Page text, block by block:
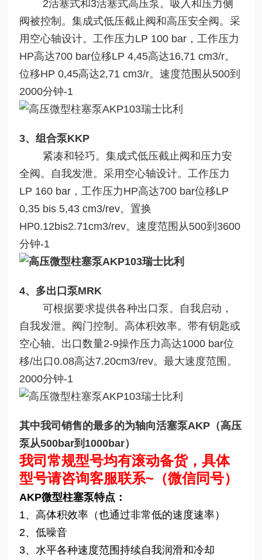
2活塞式和3活塞式高压泵。吸入和压力侧
阀被控制。集成式低压截止阀和高压安全阀。采
用空心轴设计。工作压力LP 100 bar，工作压力
HP高达700 bar位移LP 4,45高达16,71 cm3/r。
位移HP 0,45高达2,71 cm3/r。速度范围从500到
2000分钟-1
3、组合泵KKP
紧凑和轻巧。集成式低压截止阀和压力安
全阀。自我发泄。采用空心轴设计。工作压力
LP 160 bar，工作压力HP高达700 bar位移LP
0,35 bis 5,43 cm3/rev。置换
HP0.12bis2.71cm3/rev。速度范围从500到3600
分钟-1
4、多出口泵MRK
可根据要求提供各种出口泵。自我启动，
自我发泄。阀门控制。高体积效率。带有钥匙或
空心轴。出口数量2-9操作压力高达1000 bar位
移/出口0.08高达7.20cm3/rev。最大速度范围。
2000分钟-1
其中我司销售的最多的为轴向活塞泵AKP（高压
泵从500bar到1000bar）
我司常规型号均有滚动备货，具体
型号请咨询客服联系~（微信同号）
AKP微型柱塞泵特点：
1、高体积效率（也通过非常低的速度速率）
2、低噪音
3、水平各种速度范围持续自我润滑和冷却